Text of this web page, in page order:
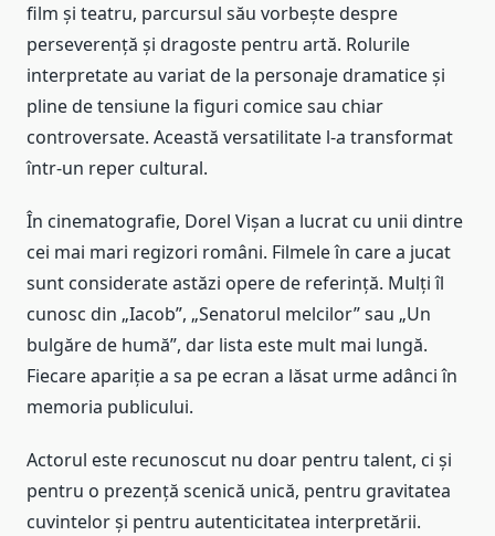
film și teatru, parcursul său vorbește despre
perseverență și dragoste pentru artă. Rolurile
interpretate au variat de la personaje dramatice și
pline de tensiune la figuri comice sau chiar
controversate. Această versatilitate l-a transformat
într-un reper cultural.
În cinematografie, Dorel Vișan a lucrat cu unii dintre
cei mai mari regizori români. Filmele în care a jucat
sunt considerate astăzi opere de referință. Mulți îl
cunosc din „Iacob”, „Senatorul melcilor” sau „Un
bulgăre de humă”, dar lista este mult mai lungă.
Fiecare apariție a sa pe ecran a lăsat urme adânci în
memoria publicului.
Actorul este recunoscut nu doar pentru talent, ci și
pentru o prezență scenică unică, pentru gravitatea
cuvintelor și pentru autenticitatea interpretării.